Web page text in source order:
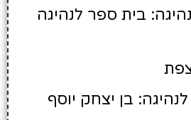
בית ספר לנהיגה
בן יצחק יוסף